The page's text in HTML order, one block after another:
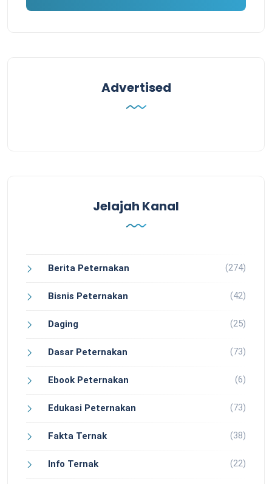
Advertised
Jelajah Kanal
Berita Peternakan (274)
Bisnis Peternakan (42)
Daging (25)
Dasar Peternakan (73)
Ebook Peternakan (6)
Edukasi Peternakan (73)
Fakta Ternak (38)
Info Ternak (22)